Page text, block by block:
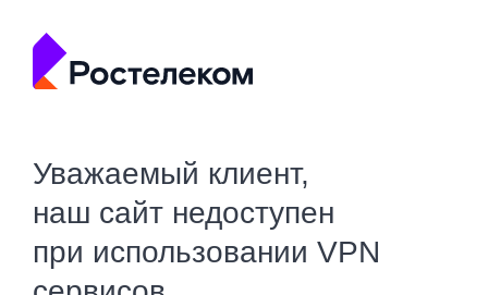
Уважаемый клиент,
наш сайт недоступен
при использовании VPN